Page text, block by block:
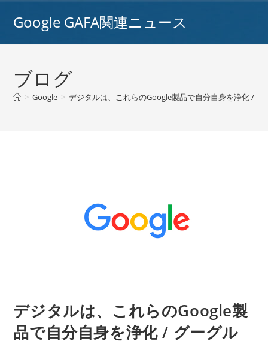
Google GAFA関連ニュース
ブログ
> Google > デジタルは、これらのGoogle製品で自分自身を浄化 / グ
デジタルは、これらのGoogle製
品で自分自身を浄化 / グーグル